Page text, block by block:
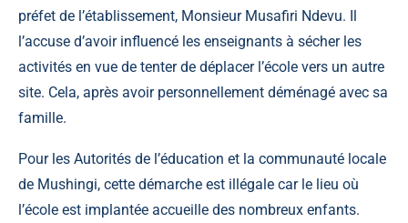
préfet de l’établissement, Monsieur Musafiri Ndevu. Il
l’accuse d’avoir influencé les enseignants à sécher les
activités en vue de tenter de déplacer l’école vers un autre
site. Cela, après avoir personnellement déménagé avec sa
famille.
Pour les Autorités de l’éducation et la communauté locale
de Mushingi, cette démarche est illégale car le lieu où
l’école est implantée accueille des nombreux enfants.